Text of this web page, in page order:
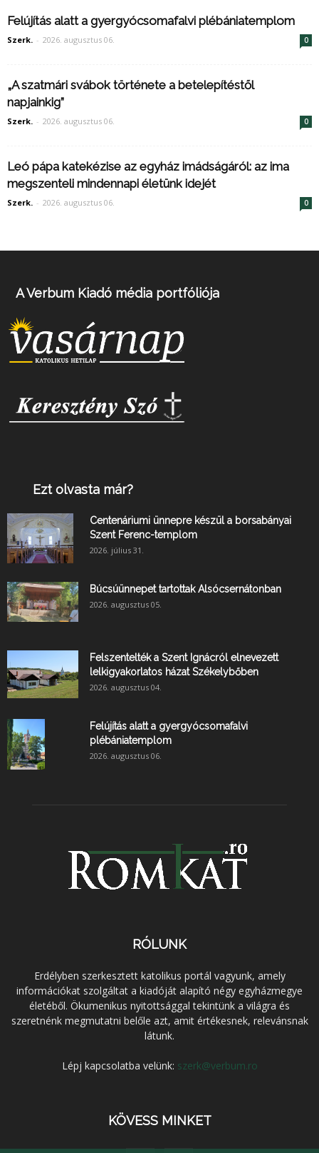
Felújítás alatt a gyergyócsomafalvi plébániatemplom
Szerk. - 2026. augusztus 06. 0
„A szatmári svábok története a betelepítéstől
napjainkig”
Szerk. - 2026. augusztus 06. 0
Leó pápa katekézise az egyház imádságáról: az ima
megszenteli mindennapi életünk idejét
Szerk. - 2026. augusztus 06. 0
A Verbum Kiadó média portfóliója
Ezt olvasta már?
Centenáriumi ünnepre készül a borsabányai
Szent Ferenc-templom
2026. július 31.
Búcsúünnepet tartottak Alsócsernátonban
2026. augusztus 05.
Felszentelték a Szent Ignácról elnevezett
lelkigyakorlatos házat Székelybőben
2026. augusztus 04.
Felújítás alatt a gyergyócsomafalvi
plébániatemplom
2026. augusztus 06.
RÓLUNK
Erdélyben szerkesztett katolikus portál vagyunk, amely
információkat szolgáltat a kiadóját alapító négy egyházmegye
életéből. Ökumenikus nyitottsággal tekintünk a világra és
szeretnénk megmutatni belőle azt, amit értékesnek, relevánsnak
látunk.
Lépj kapcsolatba velünk: szerk@verbum.ro
KÖVESS MINKET